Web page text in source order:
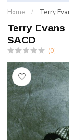
Home / Terry
Terry Evans
SACD
(0)